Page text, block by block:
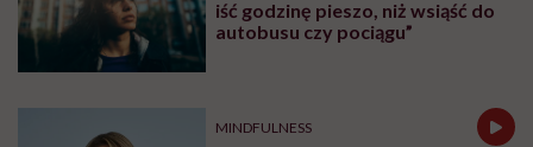
iść godzinę pieszo, niż wsiąść do
autobusu czy pociągu”
MINDFULNESS